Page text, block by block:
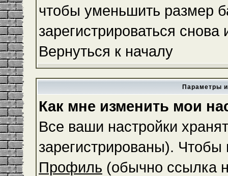
чтобы уменьшить размер
зарегистрироваться
Вернуться к началу
Параметры
Как мне изменить мои
Все ваши настройки
зарегистрированы). Чтобы
Профиль (обычно ссылка